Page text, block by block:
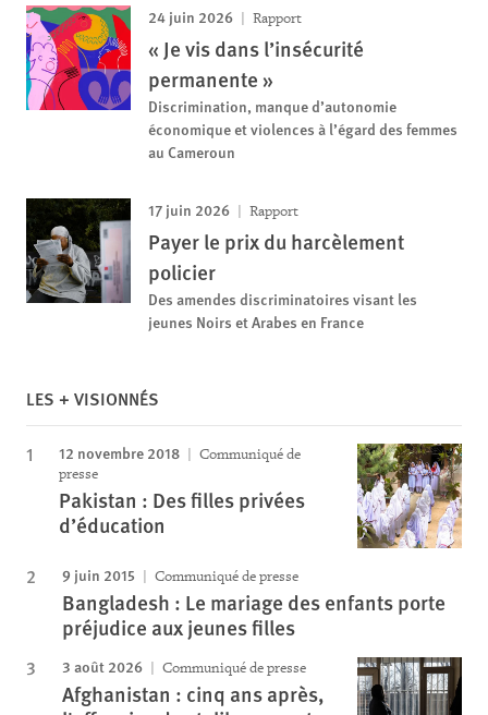
24 juin 2026 Rapport
« Je vis dans l’insécurité
permanente »
Discrimination, manque d’autonomie
économique et violences à l’égard des femmes
au Cameroun
17 juin 2026 Rapport
Payer le prix du harcèlement
policier
Des amendes discriminatoires visant les
jeunes Noirs et Arabes en France
LES + VISIONNÉS
12 novembre 2018
Communiqué de
presse
Pakistan : Des filles privées
d’éducation
9 juin 2015 Communiqué de presse
Bangladesh : Le mariage des enfants porte
préjudice aux jeunes filles
3 août 2026 Communiqué de presse
Afghanistan : cinq ans après,